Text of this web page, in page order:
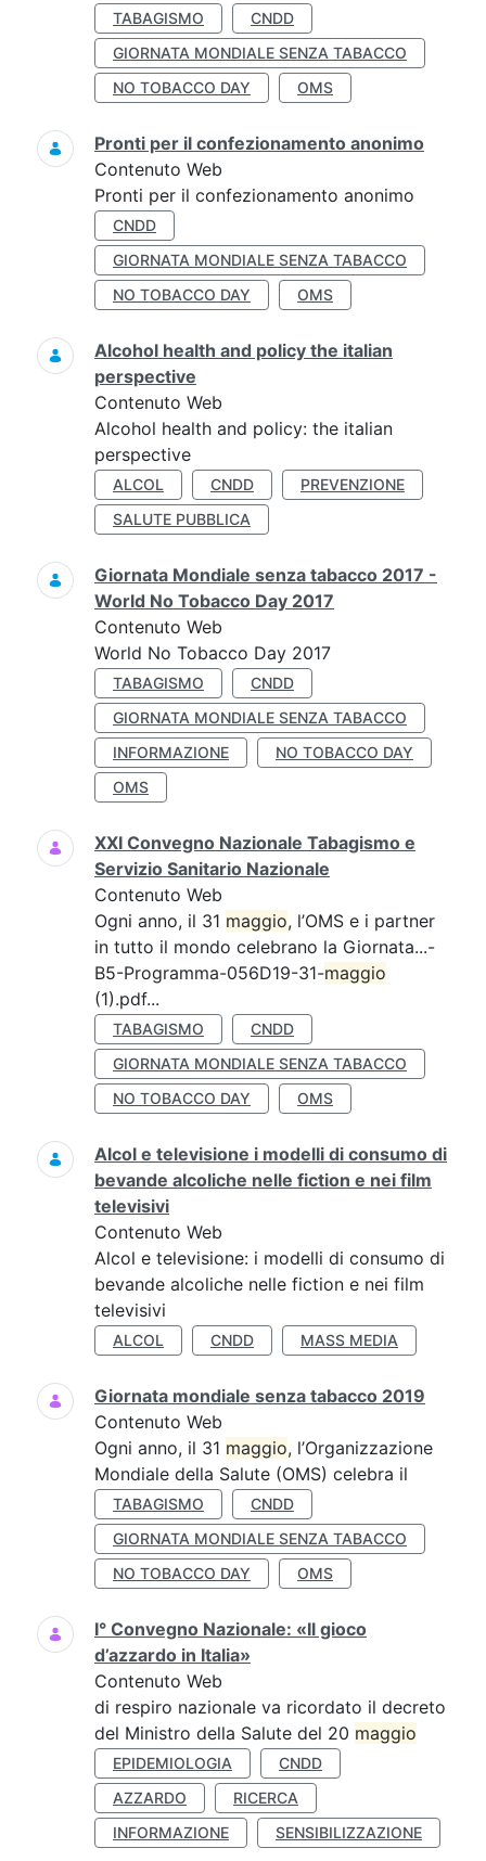
TABAGISMO
CNDD
GIORNATA MONDIALE SENZA TABACCO
NO TOBACCO DAY
OMS
Pronti per il confezionamento anonimo
Contenuto Web
Pronti per il confezionamento anonimo
CNDD
GIORNATA MONDIALE SENZA TABACCO
NO TOBACCO DAY
OMS
Alcohol health and policy the italian
perspective
Contenuto Web
Alcohol health and policy: the italian
perspective
ALCOL CNDD
PREVENZIONE
SALUTE PUBBLICA
Giornata Mondiale senza tabacco 2017 -
World No Tobacco Day 2017
Contenuto Web
World No Tobacco Day 2017
TABAGISMO
CNDD
GIORNATA MONDIALE SENZA TABACCO
INFORMAZIONE
NO TOBACCO DAY
OMS
XXI Convegno Nazionale Tabagismo e
Servizio Sanitario Nazionale
Contenuto Web
Ogni anno, il 31 maggio, l’OMS e i partner
in tutto il mondo celebrano la Giornata...-
B5-Programma-056D19-31-maggio
(1).pdf...
TABAGISMO
CNDD
GIORNATA MONDIALE SENZA TABACCO
NO TOBACCO DAY
OMS
Alcol e televisione i modelli di consumo di
bevande alcoliche nelle fiction e nei film
televisivi
Contenuto Web
Alcol e televisione: i modelli di consumo di
bevande alcoliche nelle fiction e nei film
televisivi
ALCOL CNDD MASS MEDIA
Giornata mondiale senza tabacco 2019
Contenuto Web
Ogni anno, il 31 maggio, l’Organizzazione
Mondiale della Salute (OMS) celebra il
TABAGISMO
CNDD
GIORNATA MONDIALE SENZA TABACCO
NO TOBACCO DAY
OMS
I° Convegno Nazionale: «Il gioco
d’azzardo in Italia»
Contenuto Web
di respiro nazionale va ricordato il decreto
del Ministro della Salute del 20 maggio
EPIDEMIOLOGIA
CNDD
AZZARDO
RICERCA
INFORMAZIONE
SENSIBILIZZAZIONE